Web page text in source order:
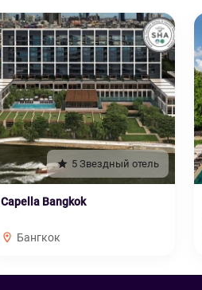
5 Звездный отель
Capella Bangkok
Бангкок